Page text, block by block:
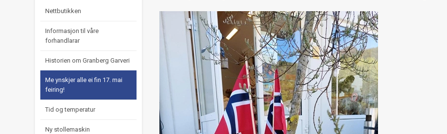
Nettbutikken
Informasjon til våre
forhandlarar
Historien om Granberg Garveri
Me ynskjer alle ei fin 17. mai
feiring!
Tid og temperatur
Ny stollemaskin